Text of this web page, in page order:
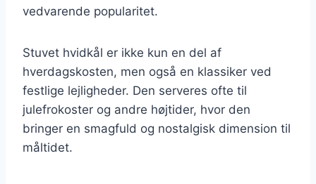
vedvarende popularitet.
Stuvet hvidkål er ikke kun en del af
hverdagskosten, men også en klassiker ved
festlige lejligheder. Den serveres ofte til
julefrokoster og andre højtider, hvor den
bringer en smagfuld og nostalgisk dimension til
måltidet.